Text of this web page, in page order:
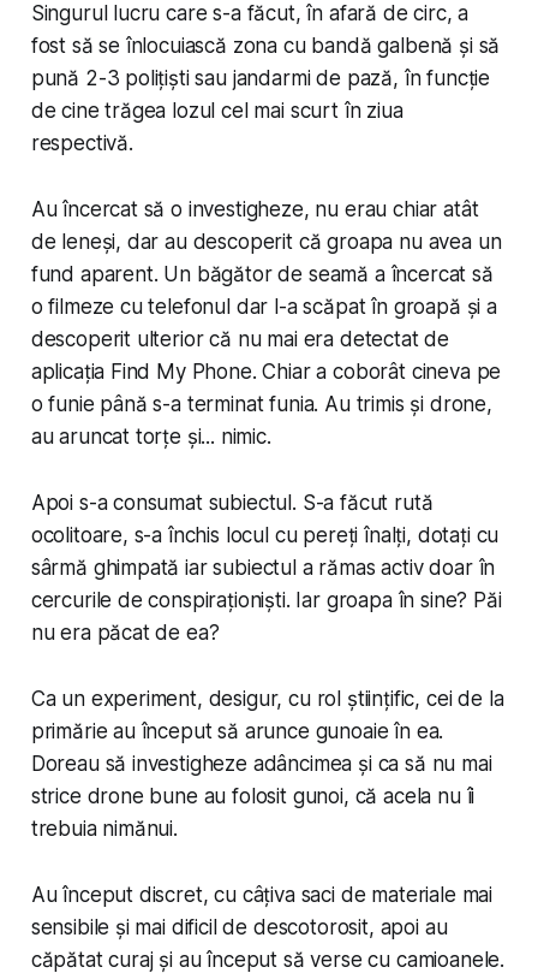
Singurul lucru care s-a făcut, în afară de circ, a
fost să se înlocuiască zona cu bandă galbenă și să
pună 2-3 polițiști sau jandarmi de pază, în funcție
de cine trăgea lozul cel mai scurt în ziua
respectivă.
Au încercat să o investigheze, nu erau chiar atât
de leneși, dar au descoperit că groapa nu avea un
fund aparent. Un băgător de seamă a încercat să
o filmeze cu telefonul dar l-a scăpat în groapă și a
descoperit ulterior că nu mai era detectat de
aplicația Find My Phone. Chiar a coborât cineva pe
o funie până s-a terminat funia. Au trimis și drone,
au aruncat torțe și... nimic.
Apoi s-a consumat subiectul. S-a făcut rută
ocolitoare, s-a închis locul cu pereți înalți, dotați cu
sârmă ghimpată iar subiectul a rămas activ doar în
cercurile de conspiraționiști. Iar groapa în sine? Păi
nu era păcat de ea?
Ca un experiment, desigur, cu rol științific, cei de la
primărie au început să arunce gunoaie în ea.
Doreau să investigheze adâncimea și ca să nu mai
strice drone bune au folosit gunoi, că acela nu îi
trebuia nimănui.
Au început discret, cu câțiva saci de materiale mai
sensibile și mai dificil de descotorosit, apoi au
căpătat curaj și au început să verse cu camioanele.